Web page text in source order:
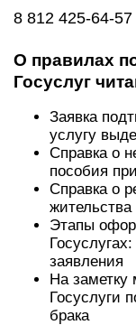
8 812 425-64-
О правилах
Госуслуг
Заявка
услугу
Справка о
пособия
Справка о
Этапы
заявления
На заметку
Госуслуги
брака